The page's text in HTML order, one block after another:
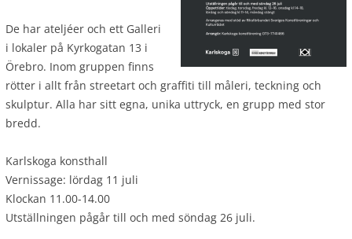
De har ateljéer och ett Galleri
i lokaler på Kyrkogatan 13 i
Örebro. Inom gruppen finns
rötter i allt från streetart och graffiti till måleri, teckning och
skulptur. Alla har sitt egna, unika uttryck, en grupp med stor
bredd.
Karlskoga konsthall
Vernissage: lördag 11 juli
Klockan 11.00-14.00
Utställningen pågår till och med söndag 26 juli.